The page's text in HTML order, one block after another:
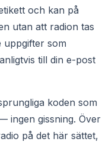
och kan på
utan att radion tas
uppgifter som
till din e-post
koden som
ingen gissning. Över
på det här sättet,